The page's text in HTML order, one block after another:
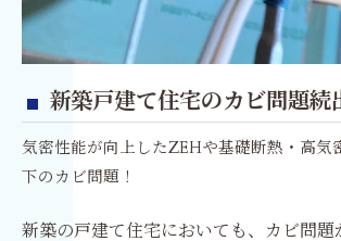
新築戸建て住宅のカビ問題続
気密性能が向上したZEHや基礎断熱・高気
下のカビ問題！
新築の戸建て住宅においても、カビ問題